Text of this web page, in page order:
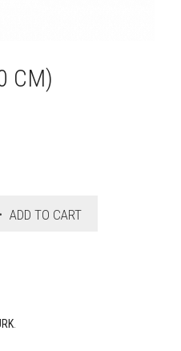
CM)
ADD TO CART